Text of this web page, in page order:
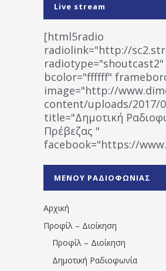
Live stream
[html5radio
radiolink="http://
radiotype="shoutcast2"
bcolor="ffffff"
image="http://
content/uploads/2017/
title="Δημοτική
Πρέβεζας "
facebook="https://
1531194763766854/"
ΜΕΝΟΥ ΡΑΔΙΟΦΩΝΙΑΣ
Αρχική
Προφίλ – Διοίκηση
Προφίλ – Διοίκηση
Δημοτική Ραδιοφωνία